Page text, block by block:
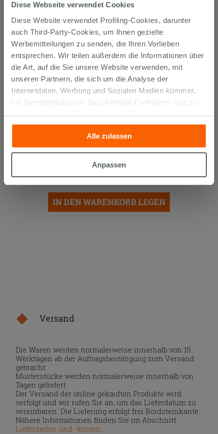
Diese Webseite verwendet Cookies
Diese Website verwendet Profiling-Cookies, darunter
auch Third-Party-Cookies, um Ihnen gezielte
Werbemitteilungen zu senden, die Ihren Vorlieben
entsprechen. Wir teilen außerdem die Informationen über
die Art, auf die Sie unsere Website verwenden, mit
unseren Partnern, die sich um die Analyse der
Internetdaten, Werbung und Sozialen Medien kümmer,
zur Bereitstellung von Social-Media-Funktionen und zur
Analyse unseres Datenverkehrs. Diese könnten sie mit
anderen Informationen, die Sie ihnen geliefert haben oder
die sie aufgrund Ihrer Verwendung ihrer Dienste
gesammelt haben, kombinieren. Falls Sie mehr wissen
möchten oder Ihre Zustimmung zu allen oder einigen
Zustimmung kann durch Klicken auf die Schaltfläche
die Schaltfläche "X" klicken, können Sie das Surfen erst
Alle zulassen
Anpassen
AUCH...
Duschwanne Dai 70X70 H10 cm
Keramik weiß
71,90 €
IN DEN WARENKORB LEGEN
Versand
Die Waren werden normalerweise innerhalb von 15
Werktagen ab der Auftragsbestätigung zum Versand
gebracht.
Musterstücke werden normalerweise innerhalb von
Tagen geliefert.
Der Versand der online gekauften Produkte wird
verfolgt und wir rufen Sie an, um das Lieferdatum zu
vereinbaren. Die Lieferung erfolgt frei Bordsteinkante.
Nähere Informationen finden Sie im Abschnitt
Lieferzeiten und -kosten